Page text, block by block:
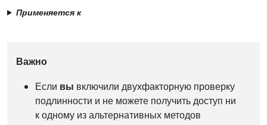
Применяется к
Важно
Если вы включили двухфакторную проверку
подлинности и не можете получить доступ ни
к одному из альтернативных методов